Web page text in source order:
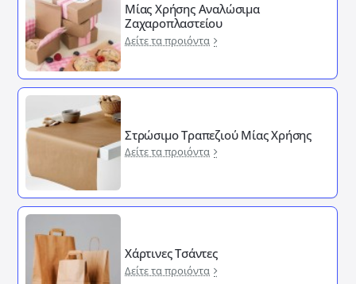
Μίας Χρήσης Αναλώσιμα
Ζαχαροπλαστείου
Δείτε τα προιόντα
Στρώσιμο Τραπεζιού Μίας Χρήσης
Δείτε τα προιόντα
Χάρτινες Τσάντες
Δείτε τα προιόντα